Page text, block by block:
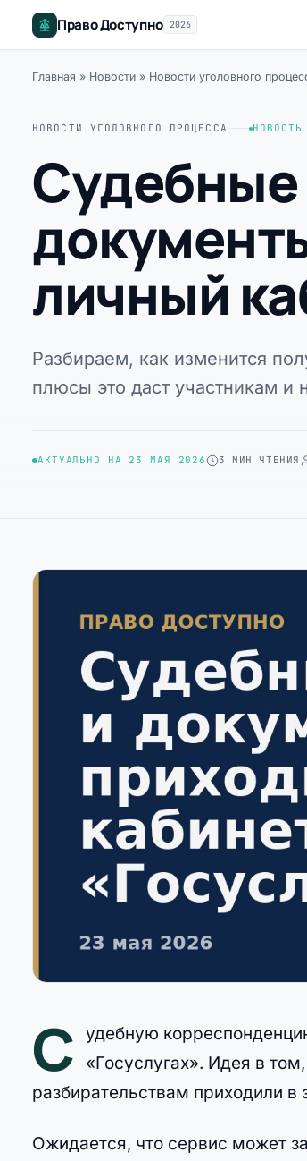
Право Доступно 2026
Главная » Новости » Новости уголовного
НОВОСТИ УГОЛОВНОГО ПРОЦЕССА НОВОСТЬ
Судебные
личный
Разбираем, как изменится
плюсы это даст участникам и
АКТУАЛЬНО НА 23 МАЯ 2026 3 МИН ЧТЕНИЯ
С
удебную
«Госуслугах». Идея в
разбирательствам приходили в
Ожидается, что сервис может